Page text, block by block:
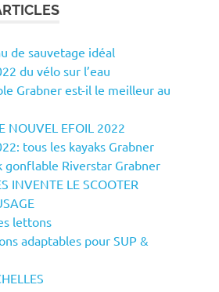
de sauvetage idéal
du vélo sur l’eau
Grabner est-il le meilleur au
NOUVEL EFOIL 2022
tous les kayaks Grabner
gonflable Riverstar Grabner
INVENTE LE SCOOTER
lettons
adaptables pour SUP &